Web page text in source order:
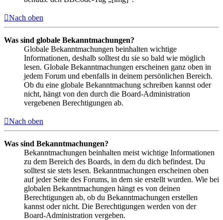
Nach oben
Was sind globale Bekanntmachungen?
Globale Bekanntmachungen beinhalten wichtige
Informationen, deshalb solltest du sie so bald wie möglich
lesen. Globale Bekanntmachungen erscheinen ganz oben in
jedem Forum und ebenfalls in deinem persönlichen Bereich.
Ob du eine globale Bekanntmachung schreiben kannst oder
nicht, hängt von den durch die Board-Administration
vergebenen Berechtigungen ab.
Nach oben
Was sind Bekanntmachungen?
Bekanntmachungen beinhalten meist wichtige Informationen
zu dem Bereich des Boards, in dem du dich befindest. Du
solltest sie stets lesen. Bekanntmachungen erscheinen oben
auf jeder Seite des Forums, in dem sie erstellt wurden. Wie bei
globalen Bekanntmachungen hängt es von deinen
Berechtigungen ab, ob du Bekanntmachungen erstellen
kannst oder nicht. Die Berechtigungen werden von der
Board-Administration vergeben.